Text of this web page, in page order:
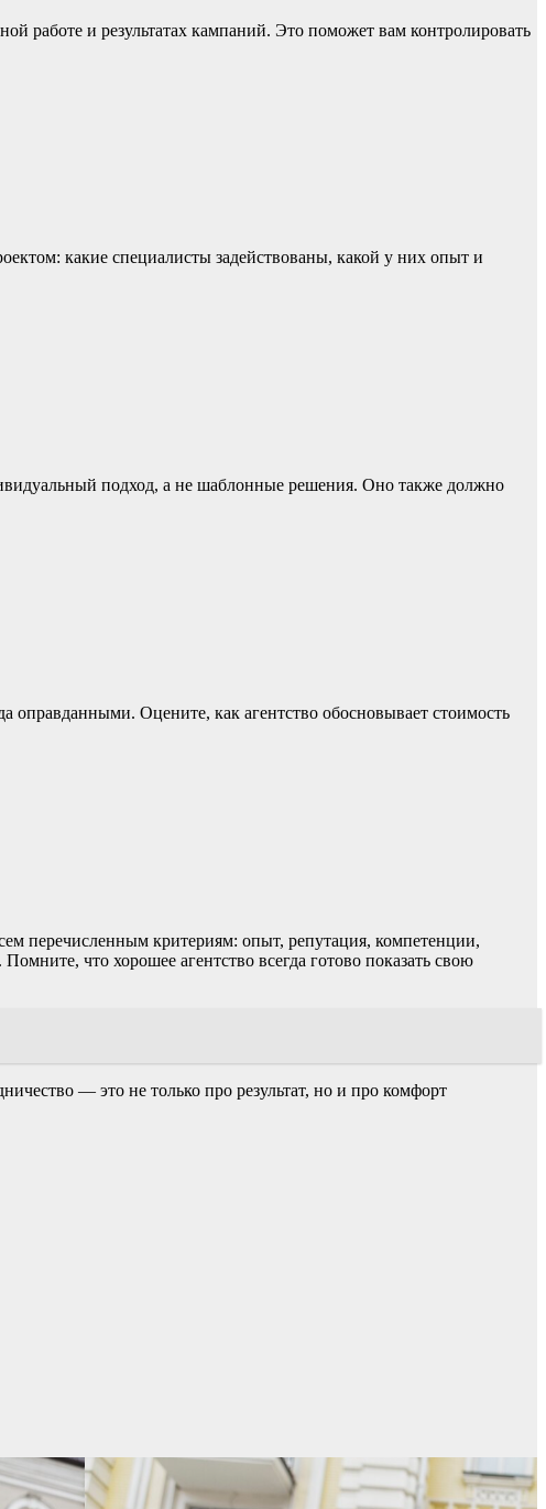
работе и результатах кампаний. Это поможет вам контролировать
какие специалисты задействованы, какой у них опыт и
подход, а не шаблонные решения. Оно также должно
Оцените, как агентство обосновывает стоимость
перечисленным критериям: опыт, репутация, компетенции,
что хорошее агентство всегда готово показать свою
— это не только про результат, но и про комфорт